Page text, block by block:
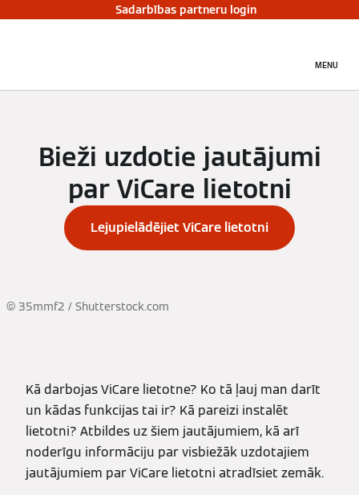
Sadarbības partneru login
MENU
Bieži uzdotie jautājumi
par ViCare lietotni
Lejupielādējiet ViCare lietotni
© 35mmf2 / Shutterstock.com
Kā darbojas ViCare lietotne? Ko tā ļauj man darīt
un kādas funkcijas tai ir? Kā pareizi instalēt
lietotni? Atbildes uz šiem jautājumiem, kā arī
noderīgu informāciju par visbiežāk uzdotajiem
jautājumiem par ViCare lietotni atradīsiet zemāk.